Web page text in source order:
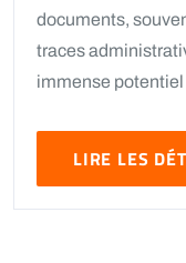
documents,
traces
immense potentiel
LIRE LES